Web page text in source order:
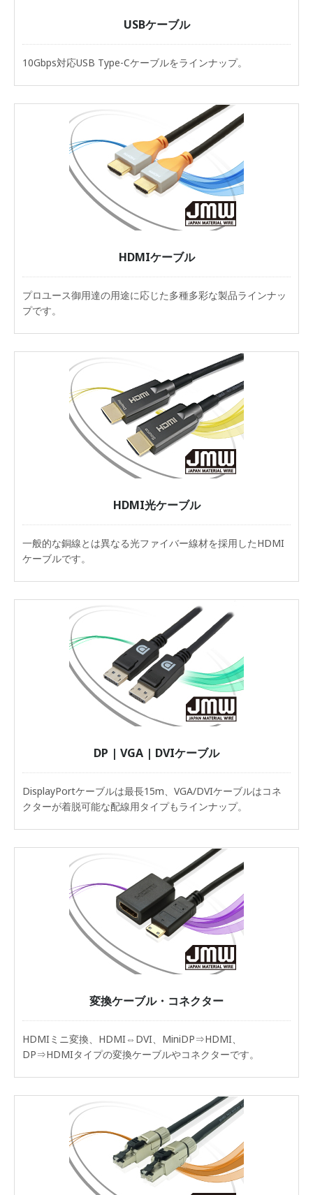
USBケーブル
10Gbps対応USB Type-Cケーブルをラインナップ。
HDMIケーブル
プロユース御用達の用途に応じた多種多彩な製品ラインナッ
プです。
HDMI光ケーブル
一般的な銅線とは異なる光ファイバー線材を採用したHDMI
ケーブルです。
DP | VGA | DVIケーブル
DisplayPortケーブルは最長15m、VGA/DVIケーブルはコネ
クターが着脱可能な配線用タイプもラインナップ。
変換ケーブル・コネクター
HDMIミニ変換、HDMI⇔DVI、MiniDP⇒HDMI、
DP⇒HDMIタイプの変換ケーブルやコネクターです。